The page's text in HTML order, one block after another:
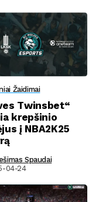
Žaidimai
Twinsbet“
krepšinio
į NBA2K25
Spaudai
04-24